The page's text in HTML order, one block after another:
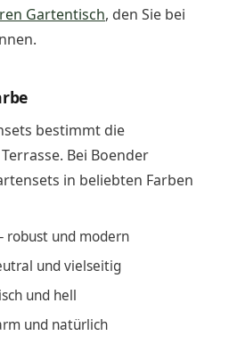
Gartentisch, den Sie bei
bestimmt die
Bei Boender
in beliebten Farben
und modern
und vielseitig
und hell
und natürlich